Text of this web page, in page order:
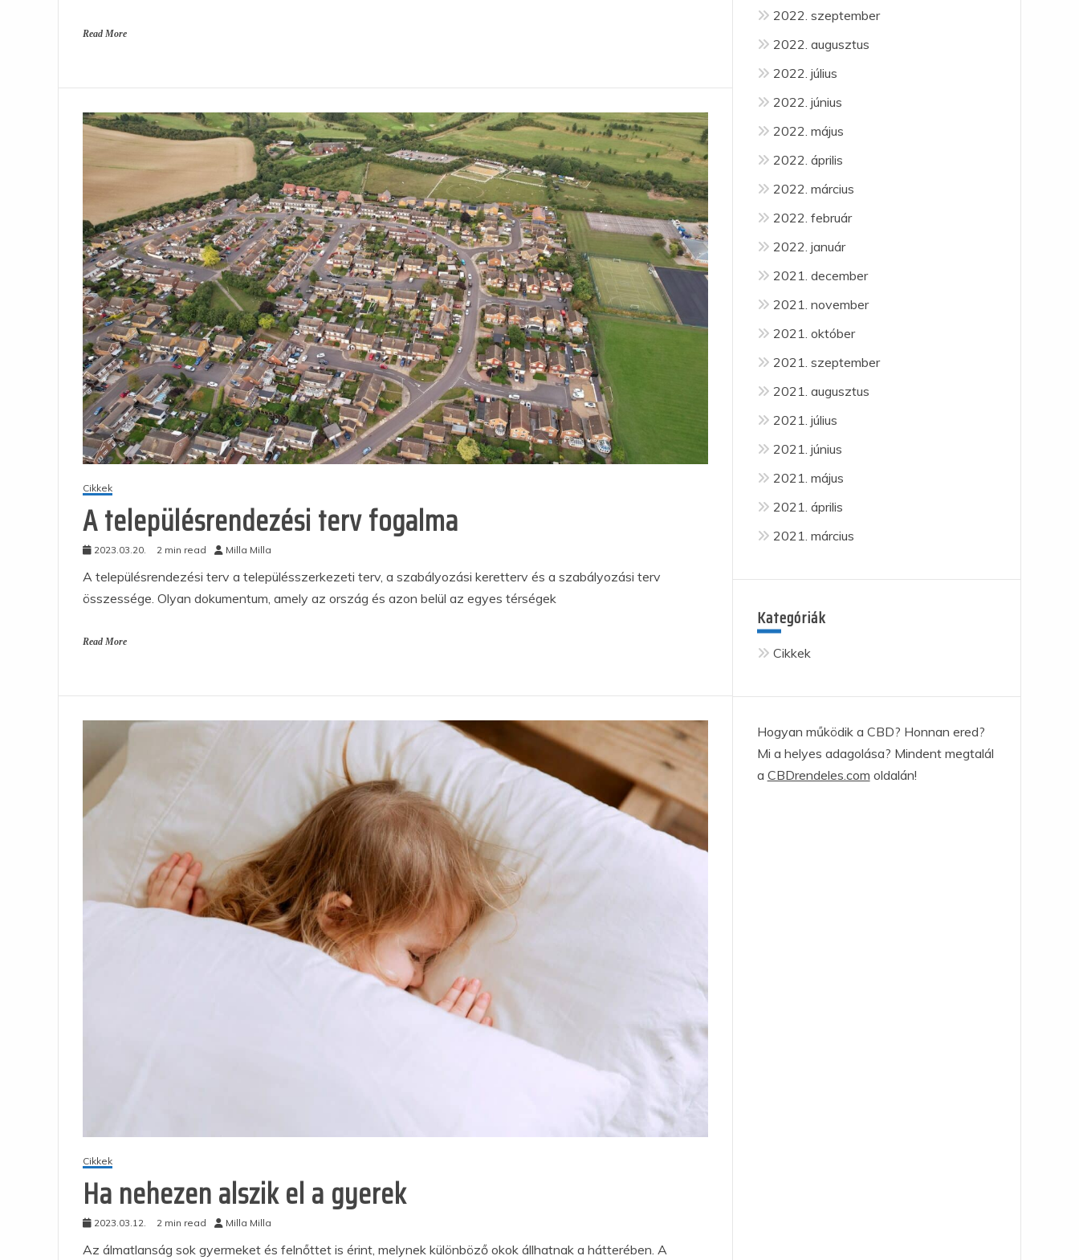
Read More
Cikkek
A településrendezési terv fogalma
2023.03.20. 2 min read Milla Milla
A településrendezési terv a településszerkezeti terv, a szabályozási keretterv és a szabályozási terv
összessége. Olyan dokumentum, amely az ország és azon belül az egyes térségek
Read More
Cikkek
Ha nehezen alszik el a gyerek
2023.03.12. 2 min read Milla Milla
Az álmatlanság sok gyermeket és felnőttet is érint, melynek különböző okok állhatnak a hátterében. A
2022. szeptember
2022. augusztus
2022. július
2022. június
2022. május
2022. április
2022. március
2022. február
2022. január
2021. december
2021. november
2021. október
2021. szeptember
2021. augusztus
2021. július
2021. június
2021. május
2021. április
2021. március
Kategóriák
Cikkek
Hogyan működik a CBD? Honnan ered?
Mi a helyes adagolása? Mindent megtalál
a CBDrendeles.com oldalán!